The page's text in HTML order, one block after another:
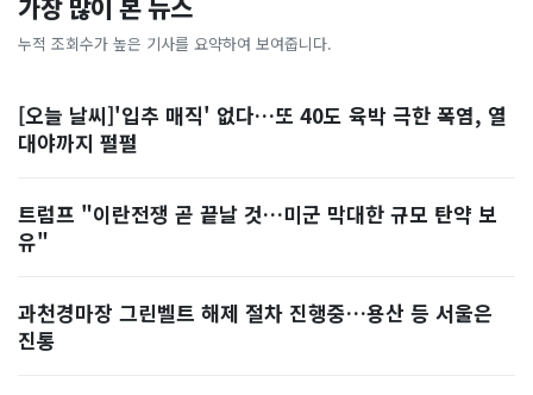
가장 많이 본 뉴스
누적 조회수가 높은 기사를 요약하여 보여줍니다.
[오늘 날씨]'입추 매직' 없다…또 40도 육박 극한 폭염, 열
대야까지 펄펄
트럼프 "이란전쟁 곧 끝날 것…미군 막대한 규모 탄약 보
유"
과천경마장 그린벨트 해제 절차 진행중…용산 등 서울은
진통